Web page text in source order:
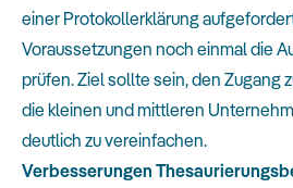
einer Protokollerklärung
Voraussetzungen noch einmal die
prüfen. Ziel sollte sein, den Zugang
die kleinen und mittleren
deutlich zu vereinfachen.
Verbesserungen